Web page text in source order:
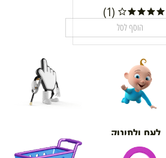
(1)
הוסף לסל
לאם ולתינוק